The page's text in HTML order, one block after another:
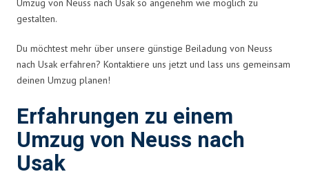
Umzug von Neuss nach Usak so angenehm wie möglich zu
gestalten.
Du möchtest mehr über unsere günstige Beiladung von Neuss
nach Usak erfahren? Kontaktiere uns jetzt und lass uns gemeinsam
deinen Umzug planen!
Erfahrungen zu einem
Umzug von Neuss nach
Usak